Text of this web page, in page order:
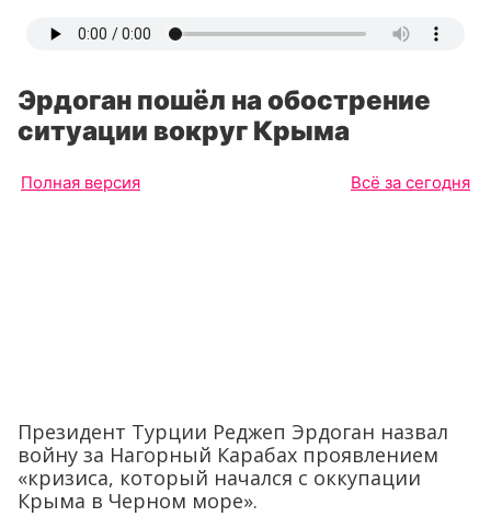
Эрдоган пошёл на обострение
ситуации вокруг Крыма
Полная версия Всё за сегодня
Президент Турции Реджеп Эрдоган назвал
войну за Нагорный Карабах проявлением
«кризиса, который начался с оккупации
Крыма в Черном море».